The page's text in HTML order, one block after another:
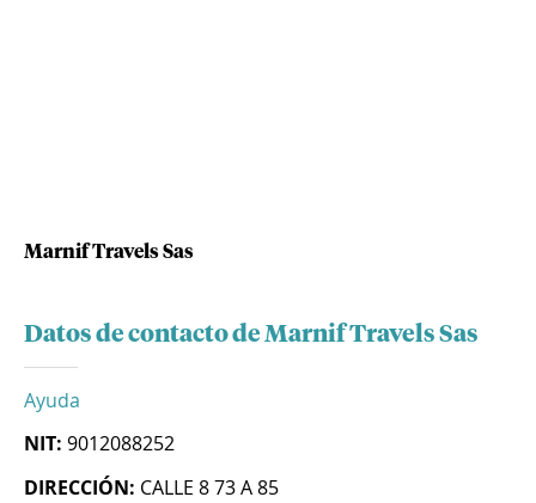
Marnif Travels Sas
Datos de contacto de Marnif Travels Sas
Ayuda
NIT: 9012088252
DIRECCIÓN: CALLE 8 73 A 85